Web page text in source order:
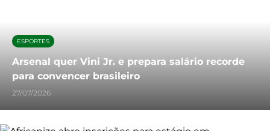
ESPORTES
Arsenal quer Vini Jr. e prepara salário recorde
para convencer brasileiro
27/07/2026